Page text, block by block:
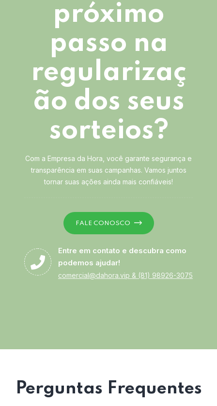
próximo
passo na
regularizaç
ão dos seus
sorteios?
Com a Empresa da Hora, você garante segurança e
transparência em suas campanhas. Vamos juntos
tornar suas ações ainda mais confiáveis!
FALE CONOSCO
Entre em contato e descubra como
podemos ajudar!
comercial@dahora.vip & (81) 98926-3075
Perguntas Frequentes